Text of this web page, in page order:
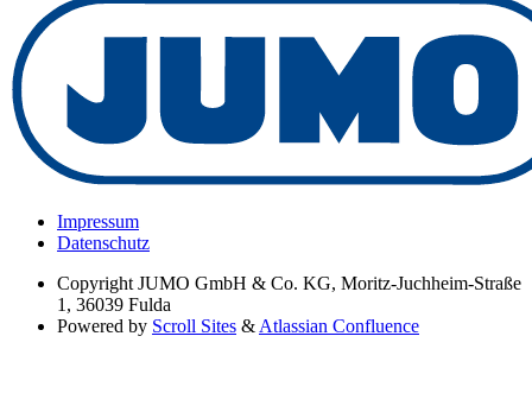
Impressum
Datenschutz
Copyright JUMO GmbH & Co. KG, Moritz-Juchheim-Straße
1, 36039 Fulda
Powered by Scroll Sites & Atlassian Confluence